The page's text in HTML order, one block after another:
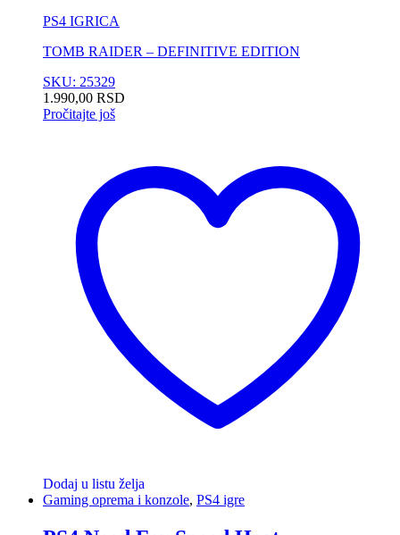
PS4 IGRICA
TOMB RAIDER – DEFINITIVE EDITION
SKU: 25329
1.990,00 RSD
Pročitajte još
Dodaj u listu želja
Gaming oprema i konzole, PS4 igre